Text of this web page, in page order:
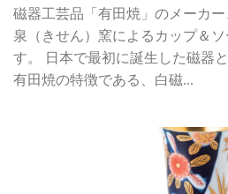
磁器工芸品「有田焼」のメーカ
泉（きせん）窯によるカップ＆
す。 日本で最初に誕生した磁器
有田焼の特徴である、白磁...